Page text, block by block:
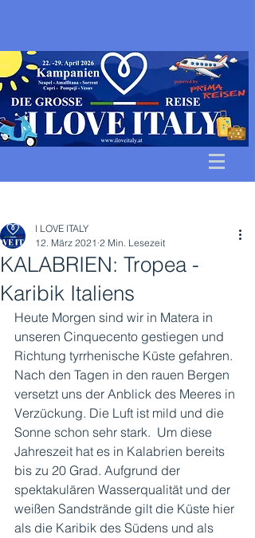
KALABRIEN: Tropea -
Karibik Italiens
I LOVE ITALY
12. März 2021 2 Min. Lesezeit
Heute Morgen sind wir in Matera in
unseren Cinquecento gestiegen und
Richtung tyrrhenische Küste gefahren.
Nach den Tagen in den rauen Bergen
versetzt uns der Anblick des Meeres in
Verzückung. Die Luft ist mild und die
Sonne schon sehr stark.  Um diese
Jahreszeit hat es in Kalabrien bereits
bis zu 20 Grad. Aufgrund der
spektakulären Wasserqualität und der
weißen Sandstrände gilt die Küste hier
als die Karibik des Südens und als